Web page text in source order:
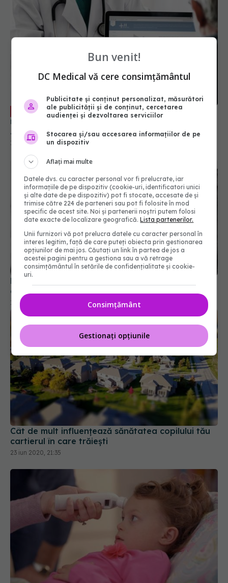
EXCLUSIV Dr Daciana Toma (SNMF): Accesul la
Zone întregi unde primul neurolog sau psihiatru
este la 50-100 km
19 mai 2021, 17:18
Dureri pe care mai toți le avem: cum le ții sub
control
10 iun 2019, 15:20
Cât de mult influențează sănătatea copilului tău
cartierul în care trăiești
23 iun 2020, 21:35
Dr Otilia Țigănaș, medic de familie: „Măcar aveți
la cine zbiera”. Pericolul triajului în poarta școlii
22 aug 2020, 14:32
Bun venit!
DC Medical vă cere consimțământul
Publicitate și conținut personalizat, măsurători
ale publicității și de conținut, cercetarea
audienței și dezvoltarea serviciilor
Stocarea și/sau accesarea informațiilor de pe
un dispozitiv
Aflați mai multe
Datele dvs. cu caracter personal vor fi prelucrate, iar
informațiile de pe dispozitiv (cookie-uri, identificatori unici
și alte date de pe dispozitiv) pot fi stocate, accesate de și
trimise către 224 de parteneri sau pot fi folosite în mod
specific de acest site. Noi și partenerii noștri putem folosi
date exacte de localizare geografică.Lista partenerilor.
Unii furnizori vă pot prelucra datele cu caracter personal în
interes legitim, față de care puteți obiecta prin gestionarea
opțiunilor de mai jos. Căutați un link în partea de jos a
acestei pagini pentru a gestiona sau a vă retrage
consimțământul în setările de confidențialitate și cookie-
uri.
Consimțământ
Gestionați opțiunile